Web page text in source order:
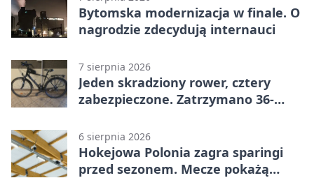
Bytomska modernizacja w finale. O
nagrodzie zdecydują internauci
7 sierpnia 2026
Jeden skradziony rower, cztery
zabezpieczone. Zatrzymano 36-
6 sierpnia 2026
Hokejowa Polonia zagra sparingi
przed sezonem. Mecze pokażą